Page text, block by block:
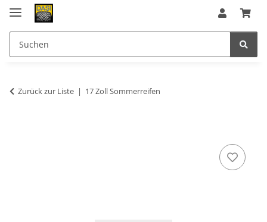
Zurück zur Liste 17 Zoll Sommerreifen